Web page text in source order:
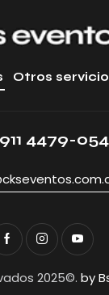
Otros
4479-
2025©. by